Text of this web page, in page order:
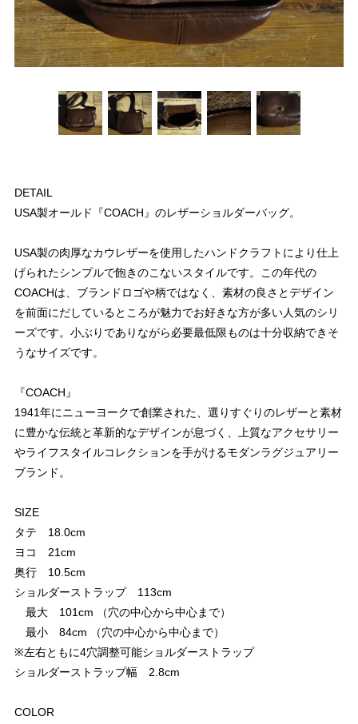
DETAIL
USA製オールド『COACH』のレザーショルダーバッグ。
USA製の肉厚なカウレザーを使用したハンドクラフトにより仕上
げられたシンプルで飽きのこないスタイルです。この年代の
COACHは、ブランドロゴや柄ではなく、素材の良さとデザイン
を前面にだしているところが魅力でお好きな方が多い人気のシリ
ーズです。小ぶりでありながら必要最低限ものは十分収納できそ
うなサイズです。
『COACH』
1941年にニューヨークで創業された、選りすぐりのレザーと素材
に豊かな伝統と革新的なデザインが息づく、上質なアクセサリー
やライフスタイルコレクションを手がけるモダンラグジュアリー
ブランド。
SIZE
タテ 18.0cm
ヨコ 21cm
奥行 10.5cm
ショルダーストラップ 113cm
最大 101cm （穴の中心から中心まで）
最小 84cm （穴の中心から中心まで）
※左右ともに4穴調整可能ショルダーストラップ
ショルダーストラップ幅 2.8cm
COLOR